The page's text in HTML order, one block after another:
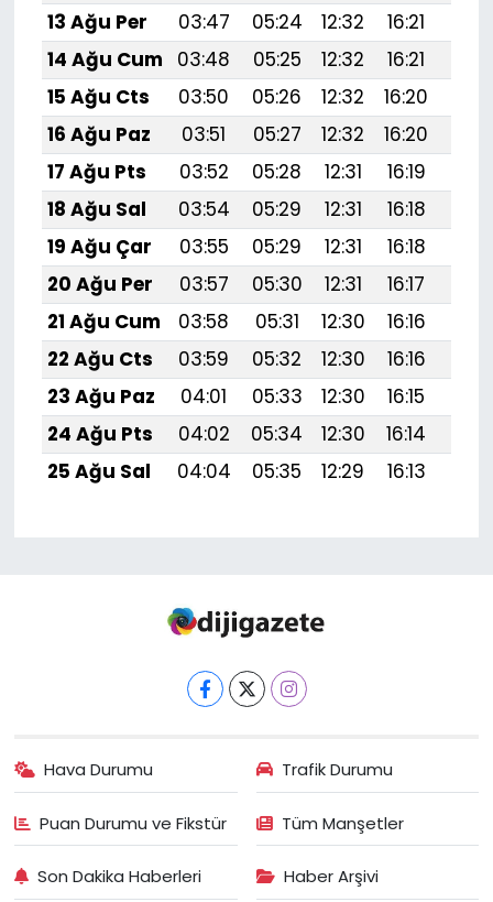
13 Ağu Per
03:47 05:24 12:32 16:21
14 Ağu Cum
03:48 05:25 12:32 16:21
15 Ağu Cts
03:50 05:26 12:32 16:20
16 Ağu Paz
03:51 05:27 12:32 16:20
17 Ağu Pts
03:52 05:28 12:31 16:19
18 Ağu Sal
03:54 05:29 12:31 16:18
19 Ağu Çar
03:55 05:29 12:31 16:18
20 Ağu Per
03:57 05:30 12:31 16:17
21 Ağu Cum
03:58 05:31 12:30 16:16
22 Ağu Cts
03:59 05:32 12:30 16:16
23 Ağu Paz
04:01 05:33 12:30 16:15
24 Ağu Pts
04:02 05:34 12:30 16:14
25 Ağu Sal
04:04 05:35 12:29 16:13
Hava Durumu Trafik Durumu
Puan Durumu ve Fikstür Tüm Manşetler
Son Dakika Haberleri Haber Arşivi